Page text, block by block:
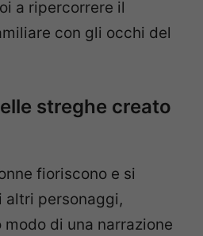
a ripercorrere il
con gli occhi del
streghe creato
fioriscono e si
altri personaggi,
di una narrazione